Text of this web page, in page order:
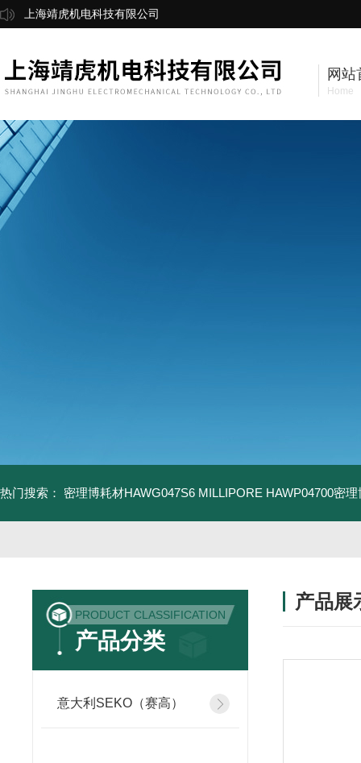
上海靖虎机电科技有限公司
网站
Home
热门搜索： 密理博耗材HAWG047S6 MILLIPORE HAWP04700密
PRODUCT CLASSIFICATION
产品分类
意大利SEKO（赛高）
产品展